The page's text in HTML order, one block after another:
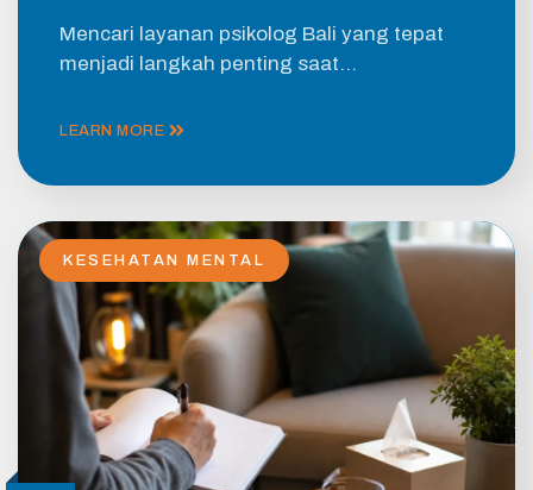
Mencari layanan psikolog Bali yang tepat
menjadi langkah penting saat…
LEARN MORE
KESEHATAN MENTAL